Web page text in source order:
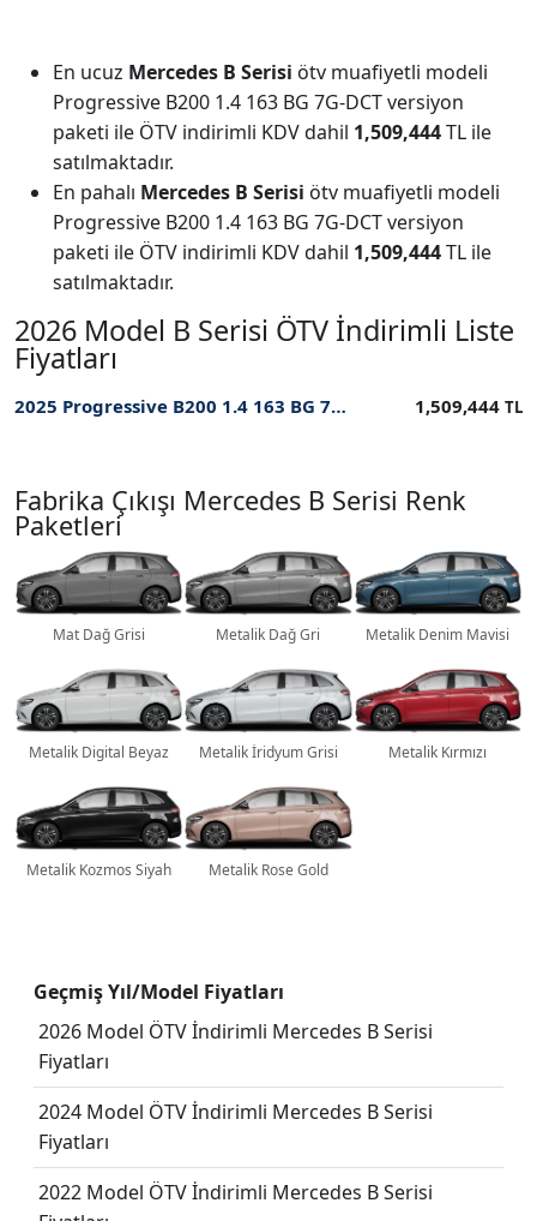
En ucuz Mercedes B Serisi ötv muafiyetli modeli
Progressive B200 1.4 163 BG 7G-DCT versiyon
paketi ile ÖTV indirimli KDV dahil 1,509,444TL ile
satılmaktadır.
En pahalı Mercedes B Serisi ötv muafiyetli modeli
Progressive B200 1.4 163 BG 7G-DCT versiyon
paketi ile ÖTV indirimli KDV dahil 1,509,444TL ile
satılmaktadır.
2026 Model B Serisi ÖTV İndirimli Liste
Fiyatları
2025 Progressive B200 1.4 163 BG 7G-DCT ÖTV İndirimli Fiyatı 1,509,444 TL
Fabrika Çıkışı Mercedes B Serisi Renk
Paketleri
Mat Dağ Grisi Metalik Dağ Gri Metalik Denim Mavisi
Metalik Digital Beyaz Metalik İridyum Grisi Metalik Kırmızı
Metalik Kozmos Siyah Metalik Rose Gold
Geçmiş Yıl/Model Fiyatları
2026 Model ÖTV İndirimli Mercedes B Serisi
Fiyatları
2024 Model ÖTV İndirimli Mercedes B Serisi
Fiyatları
2022 Model ÖTV İndirimli Mercedes B Serisi